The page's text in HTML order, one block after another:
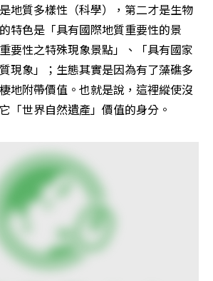
地質多樣性（科學），第二才是生物
特色是「具有國際地質重要性的景
要性之特殊現象景點」、「具有國家
現象」；生態其實是因為有了藻礁多
地附帶價值。也就是說，這裡縱使沒
「世界自然遺產」價值的身分。